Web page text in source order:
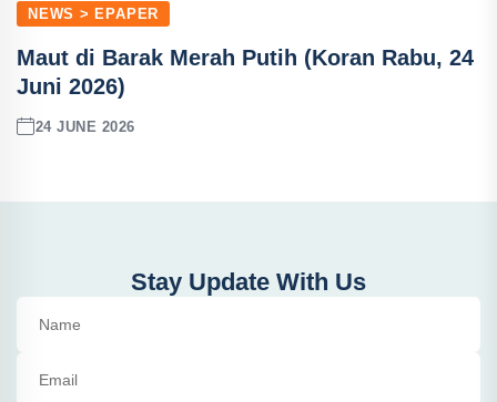
NEWS > EPAPER
Maut di Barak Merah Putih (Koran Rabu, 24
Juni 2026)
24 JUNE 2026
Stay Update With Us